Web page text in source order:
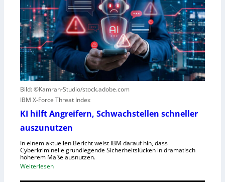
e
g
e
n
S
c
h
l
e
h
e
i
s
e
s
c
o
u
t
r
n
e
n
t
R
e
Bild: ©Kamran-Studio/stock.adobe.com
IBM X-Force Threat Index
KI hilft Angreifern, Schwachstellen schneller
auszunutzen
In einem aktuellen Bericht weist IBM darauf hin, dass
Cyberkriminelle grundlegende Sicherheitslücken in dramatisch
höherem Maße ausnutzen.
Weiterlesen: